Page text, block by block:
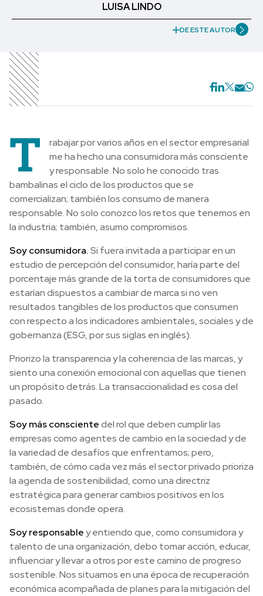
LUISA LINDO
DE ESTE AUTOR
T
rabajar por varios años en el sector empresarial
me ha hecho una consumidora más consciente
y responsable. No solo he conocido tras
bambalinas el ciclo de los productos que se
comercializan; también los consumo de manera
responsable. No solo conozco los retos que tenemos en
la industria; también, asumo compromisos.
Soy consumidora.Si fuera invitada a participar en un
estudio de percepción del consumidor, haría parte del
porcentaje más grande de la torta de consumidores que
estarían dispuestos a cambiar de marca si no ven
resultados tangibles de los productos que consumen
con respecto a los indicadores ambientales, sociales y de
gobernanza (ESG, por sus siglas en inglés).
Priorizo la transparencia y la coherencia de las marcas, y
siento una conexión emocional con aquellas que tienen
un propósito detrás. La transaccionalidad es cosa del
pasado.
Soy más conscientedel rol que deben cumplir las
empresas como agentes de cambio en la sociedad y de
la variedad de desafíos que enfrentamos; pero,
también, de cómo cada vez más el sector privado prioriza
la agenda de sostenibilidad, como una directriz
estratégica para generar cambios positivos en los
ecosistemas donde opera.
Soy responsabley entiendo que, como consumidora y
talento de una organización, debo tomar acción, educar,
influenciar y llevar a otros por este camino de progreso
sostenible. Nos situamos en una época de recuperación
económica acompañada de planes para la mitigación del